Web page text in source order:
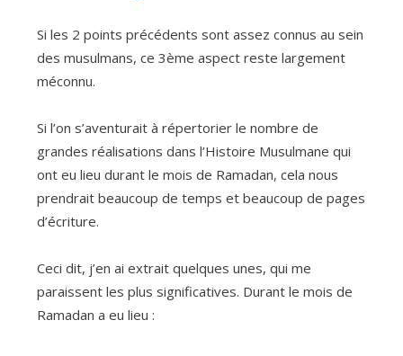
Si les 2 points précédents sont assez connus au sein
des musulmans, ce 3ème aspect reste largement
méconnu.
Si l’on s’aventurait à répertorier le nombre de
grandes réalisations dans l’Histoire Musulmane qui
ont eu lieu durant le mois de Ramadan, cela nous
prendrait beaucoup de temps et beaucoup de pages
d’écriture.
Ceci dit, j’en ai extrait quelques unes, qui me
paraissent les plus significatives. Durant le mois de
Ramadan a eu lieu :